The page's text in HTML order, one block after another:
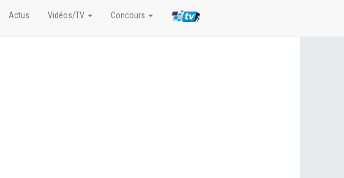
Actus Vidéos/TV Concours